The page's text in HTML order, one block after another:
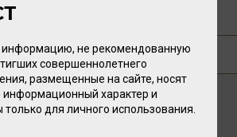
не рекомендованную
совершеннолетнего
размещенные на сайте, носят
информационный характер и
для личного использования.